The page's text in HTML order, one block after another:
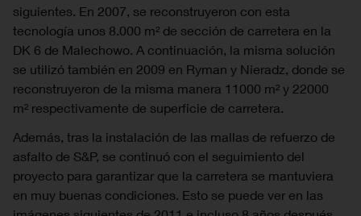
siguientes. En 2007, se reconstruyeron con esta
tecnología unos 8.000 m² de sección de carretera en la
DK 6 de Malechowo. A continuación, la misma solución
se utilizó también en 2009 en Ryman y Nieradz, donde se
reconstruyeron de la misma manera 11000 m² y 22000
m² respectivamente de superficie de carretera.
Además, tras la instalación de las mallas de refuerzo de
asfalto de S&P, se continuó con el seguimiento del
proyecto para garantizar que la carretera se mantuviera
en muy buenas condiciones. Esto se puede ver en las